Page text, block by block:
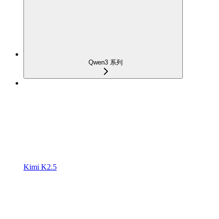
Qwen3 系列
Kimi K2.5